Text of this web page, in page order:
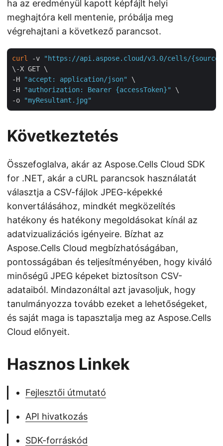
ha az eredményül kapott képfájlt helyi
meghajtóra kell mentenie, próbálja meg
végrehajtani a következő parancsot.
curl -v
"https://api.aspose.cloud/v3.0/cells/
\-X GET \
-H
"accept: application/json"
\
-H
"authorization: Bearer {accessToken}"
\
-o
"myResultant.jpg"
Következtetés
Összefoglalva, akár az Aspose.Cells Cloud SDK
for .NET, akár a cURL parancsok használatát
választja a CSV-fájlok JPEG-képekké
konvertálásához, mindkét megközelítés
hatékony és hatékony megoldásokat kínál az
adatvizualizációs igényeire. Bízhat az
Aspose.Cells Cloud megbízhatóságában,
pontosságában és teljesítményében, hogy kiváló
minőségű JPEG képeket biztosítson CSV-
adataiból. Mindazonáltal azt javasoljuk, hogy
tanulmányozza tovább ezeket a lehetőségeket,
és saját maga is tapasztalja meg az Aspose.Cells
Cloud előnyeit.
Hasznos Linkek
Fejlesztői útmutató
API hivatkozás
SDK-forráskód